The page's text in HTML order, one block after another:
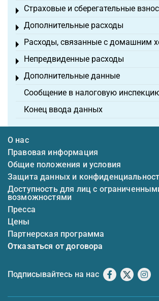
Страховые и сберегательные
Toggle menu
Дополнительные расходы
Toggle menu
Расходы, связанные с домашним
Toggle menu
Непредвиденные расходы
Toggle menu
Дополнительные данные
Toggle menu
Сообщение в налоговую
Конец ввода данных
О нас
Правовая информация
Общие положения и условия
Защита данных и
Доступность для лиц с
возможностями
Пресса
Цены
Партнерская программа
Отказаться от договора
Подписывайтесь на нас Facebook
X